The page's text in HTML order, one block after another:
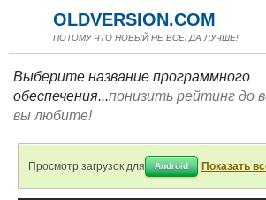
OLDVERSION.COM
ПОТОМУ ЧТО НОВЫЙ НЕ ВСЕГДА ЛУЧШЕ!
Выберите название программного
обеспечения...понизить рейтинг до
вы любите!
Просмотр загрузок для Android Показать